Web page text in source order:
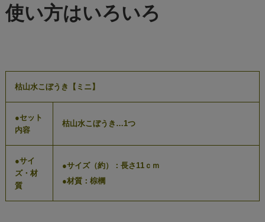
使い方はいろいろ
枯山水こぼうき【ミニ】
●セット
内容
枯山水こぼうき…1つ
●サイ
ズ・材
質
●サイズ（約）：長さ11ｃｍ
●材質：棕櫚